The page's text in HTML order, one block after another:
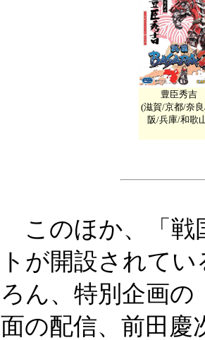
豊臣秀吉
(滋賀/京都/奈
阪/兵庫/和歌
このほか、「戦
トが開設されて
ろん、特別企画の
面の配信、前田慶